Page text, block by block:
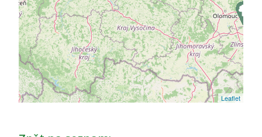
Leaflet